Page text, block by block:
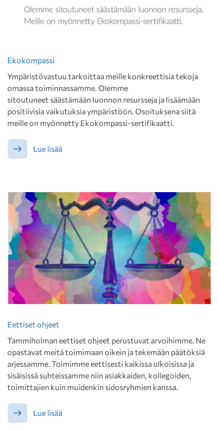
Ekokompassi
Ympäristövastuu tarkoittaa meille konkreettisia tekoja
omassa toiminnassamme. Olemme
sitoutuneet säästämään luonnon resursseja ja lisäämään
positiivisia vaikutuksia ympäristöön. Osoituksena siitä
meille on myönnetty Ekokompassi-sertifikaatti.
Lue lisää
Eettiset ohjeet
Tammiholman eettiset ohjeet perustuvat arvoihimme. Ne
opastavat meitä toimimaan oikein ja tekemään päätöksiä
arjessamme. Toimimme eettisesti kaikissa ulkoisissa ja
sisäisissä suhteissamme niin asiakkaiden, kollegoiden,
toimittajien kuin muidenkin sidosryhmien kanssa.
Lue lisää